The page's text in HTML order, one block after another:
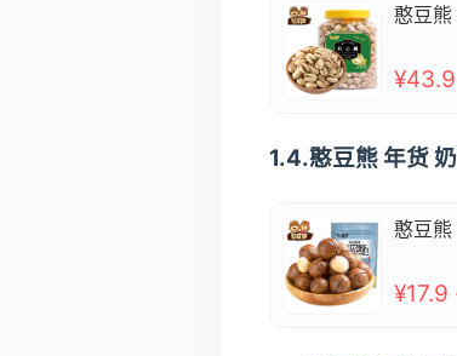
憨豆
¥43.9
1.4.憨豆熊 年货
憨豆
¥17.9